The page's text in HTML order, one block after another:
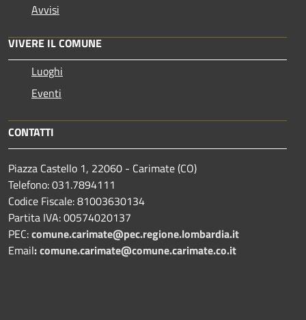
Avvisi
VIVERE IL COMUNE
Luoghi
Eventi
CONTATTI
Piazza Castello 1, 22060 - Carimate (CO)
Telefono: 031.7894111
Codice Fiscale: 81003630134
Partita IVA: 00574020137
PEC:comune.carimate@pec.regione.lombardia.it
Email:comune.carimate@comune.carimate.co.it